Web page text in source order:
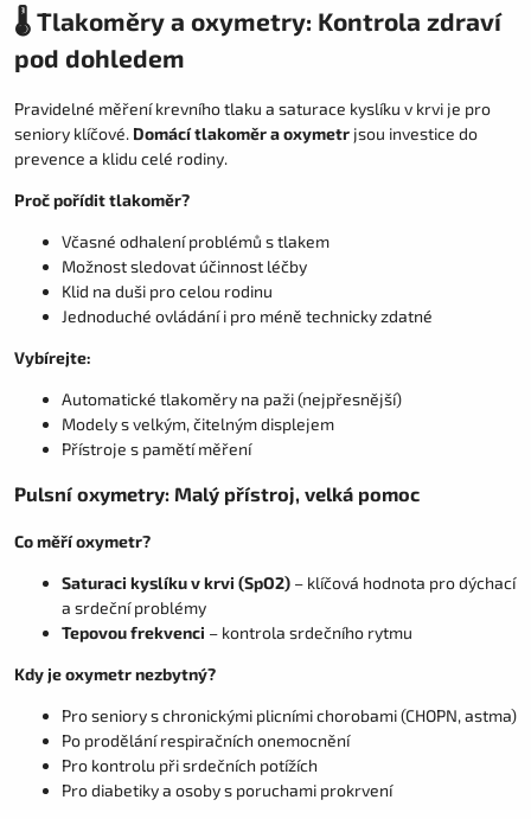
🌡️ Tlakoměry a oxymetry: Kontrola zdraví
pod dohledem
Pravidelné měření krevního tlaku a saturace kyslíku v krvi je pro
seniory klíčové. Domácí tlakoměr a oxymetr jsou investice do
prevence a klidu celé rodiny.
Proč pořídit tlakoměr?
Včasné odhalení problémů s tlakem
Možnost sledovat účinnost léčby
Klid na duši pro celou rodinu
Jednoduché ovládání i pro méně technicky zdatné
Vybírejte:
Automatické tlakoměry na paži (nejpřesnější)
Modely s velkým, čitelným displejem
Přístroje s pamětí měření
Pulsní oxymetry: Malý přístroj, velká pomoc
Co měří oxymetr?
Saturaci kyslíku v krvi (SpO2) – klíčová hodnota pro dýchací
a srdeční problémy
Tepovou frekvenci – kontrola srdečního rytmu
Kdy je oxymetr nezbytný?
Pro seniory s chronickými plicními chorobami (CHOPN, astma)
Po prodělání respiračních onemocnění
Pro kontrolu při srdečních potížích
Pro diabetiky a osoby s poruchami prokrvení